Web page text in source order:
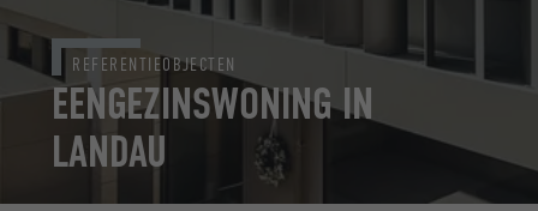
EENGEZINSWONING IN
LANDAU
REFERENTIEOBJECTEN